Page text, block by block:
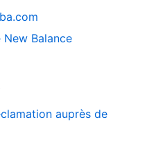
Balance
auprès de